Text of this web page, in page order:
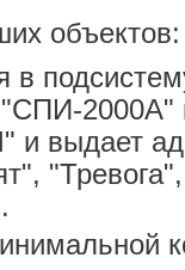
объектов:
в
2000А"
и выдает